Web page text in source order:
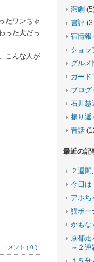
たワンちゃ
った犬だっ
こんな人が
コメント ( 0 )
演劇
書評
宿情報
ショッ
グルメ
ガード
ブログ
石井慧
振り返
昔話
最近の記
２週
今日は
アホち
猫ボー
かもな
京都走
～２連